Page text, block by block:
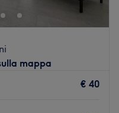
mappa
€ 40